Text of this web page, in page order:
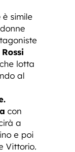
è simile
lotta
al
con
a
e poi
Vittorio.